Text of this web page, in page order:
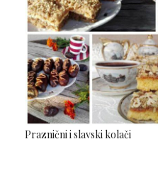
Praznični i slavski kolači